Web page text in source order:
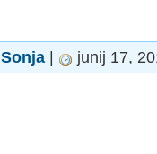
Sonja junij 17,